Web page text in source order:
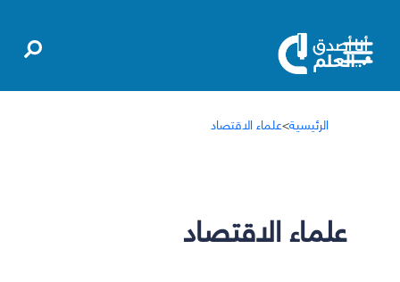
الرئيسية>علماء الاقتصاد
علماء الاقتصاد